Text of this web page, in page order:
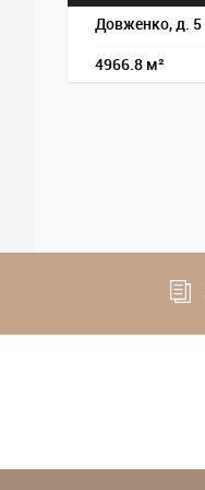
Довженко, д. 5
4966.8 м²